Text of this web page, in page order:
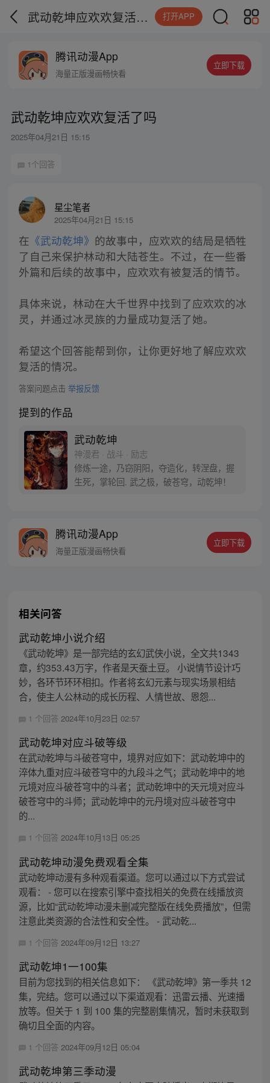
武动乾坤应欢欢复活了吗 打开APP
腾讯动漫App
海量正版漫画畅快看
立即下载
武动乾坤应欢欢复活了吗
2025年04月21日 15:15
1个回答
星尘笔者
2025年04月21日 15:15
在 《武动乾坤》 的故事中，应欢欢的结局是牺牲
了自己来保护林动和大陆苍生。不过，在一些番
外篇和后续的故事中，应欢欢有被复活的情节。
具体来说，林动在大千世界中找到了应欢欢的冰
灵，并通过冰灵族的力量成功复活了她。
希望这个回答能帮到你，让你更好地了解应欢欢
复活的情况。
答案问题点击 举报反馈
提到的作品
武动乾坤
神漫君 · 战斗 · 励志
修炼一途，乃窃阴阳，夺造化，转涅盘，握
生死，掌轮回. 武之极，破苍穹，动乾坤！
腾讯动漫App
海量正版漫画畅快看
立即下载
相关问答
武动乾坤小说介绍
《武动乾坤》是一部完结的玄幻武侠小说，全文共1343
章，约353.43万字，作者是天蚕土豆。 小说情节设计巧
妙，各环节环环相扣。作者将玄幻元素与现实场景相结
合，使主人公林动的成长历程、人情世故、恩怨...
1 个回答 2024年10月23日 02:57
武动乾坤对应斗破等级
在武动乾坤与斗破苍穹中，境界对应如下：武动乾坤中的
淬体九重对应斗破苍穹中的九段斗之气；武动乾坤中的地
元境对应斗破苍穹中的斗者；武动乾坤中的天元境对应斗
破苍穹中的斗师；武动乾坤中的元丹境对应斗破苍穹中
的...
1 个回答 2024年10月13日 05:25
武动乾坤动漫免费观看全集
武动乾坤动漫有多种观看渠道。您可以通过以下方式尝试
观看： - 您可以在搜索引擎中查找相关的免费在线播放资
源，比如“武动乾坤动漫未删减完整版在线免费播放”，但需
注意此类资源的合法性和安全性。 - 武动乾...
1 个回答 2024年09月12日 13:27
武动乾坤1一100集
目前为您找到的相关信息如下： 《武动乾坤》第一季共 12
集，完结。您可以通过以下渠道观看：迅雷云播、光速播
放等。但关于 1 到 100 集的完整剧集情况，暂时未获取到
确切且全面的内容。
1 个回答 2024年09月12日 05:04
武动乾坤第三季动漫